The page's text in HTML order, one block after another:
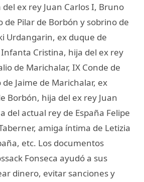
ex rey Juan Carlos I, Bruno
de Pilar de Borbón y sobrino de
Urdangarin, ex duque de
Cristina, hija del ex rey
de Marichalar, IX Conde de
Jaime de Marichalar, ex
Borbón, hija del ex rey Juan
del actual rey de España Felipe
amiga íntima de Letizia
etc. Los documentos
Fonseca ayudó a sus
dinero, evitar sanciones y